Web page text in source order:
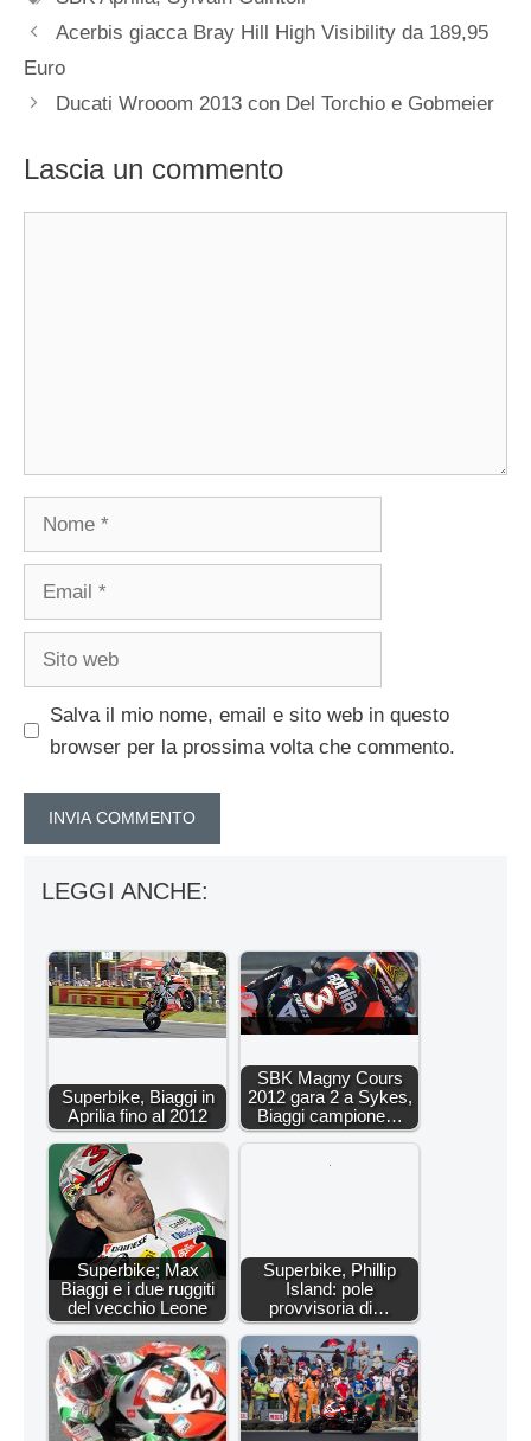
Acerbis giacca Bray Hill High Visibility da 189,95
Euro
Ducati Wrooom 2013 con Del Torchio e Gobmeier
Lascia un commento
Salva il mio nome, email e sito web in questo
browser per la prossima volta che commento.
LEGGI ANCHE:
Superbike, Biaggi in
Aprilia fino al 2012
SBK Magny Cours
2012 gara 2 a Sykes,
Biaggi campione…
Superbike; Max
Biaggi e i due ruggiti
del vecchio Leone
Superbike, Phillip
Island: pole
provvisoria di…